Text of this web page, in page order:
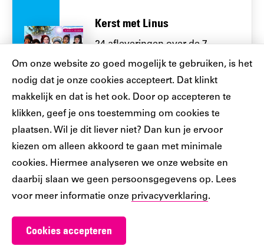
Cookiebar
Om onze website zo goed mogelijk te gebruiken, is het
nodig dat je onze cookies accepteert. Dat klinkt
makkelijk en dat is het ook. Door op accepteren te
klikken, geef je ons toestemming om cookies te
plaatsen. Wil je dit liever niet? Dan kun je ervoor
kiezen om alleen akkoord te gaan met minimale
cookies. Hiermee analyseren we onze website en
daarbij slaan we geen persoonsgegevens op. Lees
voor meer informatie onze privacyverklaring.
Cookies accepteren
Kerst met Linus
24 afleveringen over de 7-
jarige Linus die samen met
zijn vriendjes avonturen
beleeft in de maand
december.
Terug naar de adventkalender